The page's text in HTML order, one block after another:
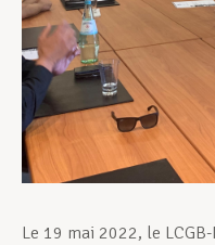
Devenir Membre
Actualités
Le 19 mai 2022, le